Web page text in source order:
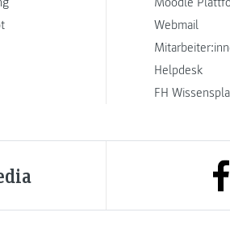
Webmail
Helpdesk
FH